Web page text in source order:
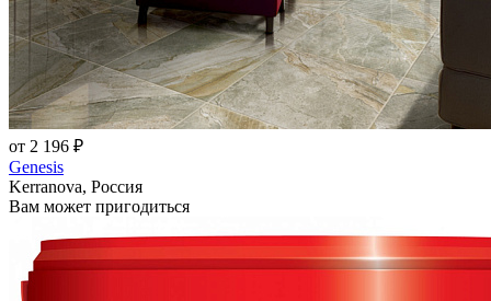
от 2 196 ₽
Genesis
Kerranova, Россия
Вам может пригодиться